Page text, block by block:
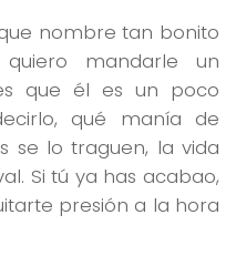
nombre tan bonito
mandarle un
que él es un poco
qué manía de
se lo traguen, la vida
Si tú ya has acabao,
presión a la hora